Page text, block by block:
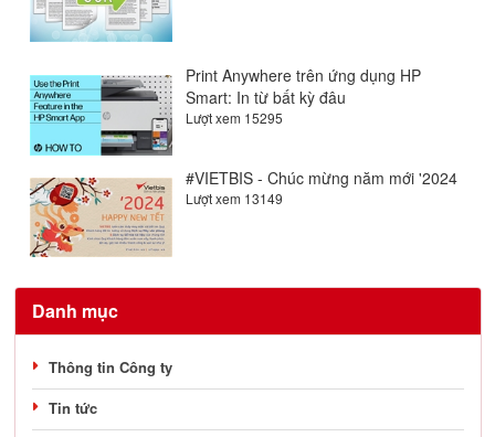
Print Anywhere trên ứng dụng HP
Smart: In từ bất kỳ đâu
Lượt xem 15295
#VIETBIS - Chúc mừng năm mới '2024
Lượt xem 13149
Danh mục
Thông tin Công ty
Tin tức